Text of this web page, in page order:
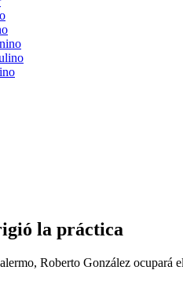
la práctica
Roberto González ocupará